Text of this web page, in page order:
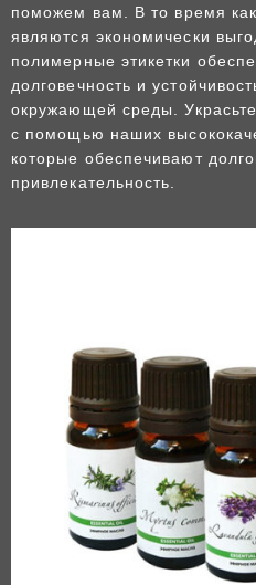
поможем вам. В то время
являются экономически
полимерные этикетки
долговечность и
окружающей среды.
с помощью наших
которые обеспечивают
привлекательность.